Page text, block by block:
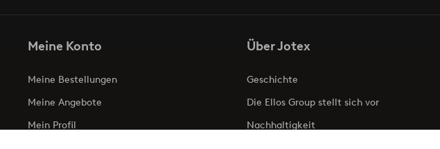
Meine Konto
Meine Bestellungen
Meine Angebote
Mein Profil
Über Jotex
Geschichte
Die Ellos Group stellt sich vor
Nachhaltigkeit